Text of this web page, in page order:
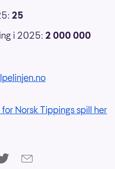
25
i 2025: 2 000 000
Norsk Tippings spill her